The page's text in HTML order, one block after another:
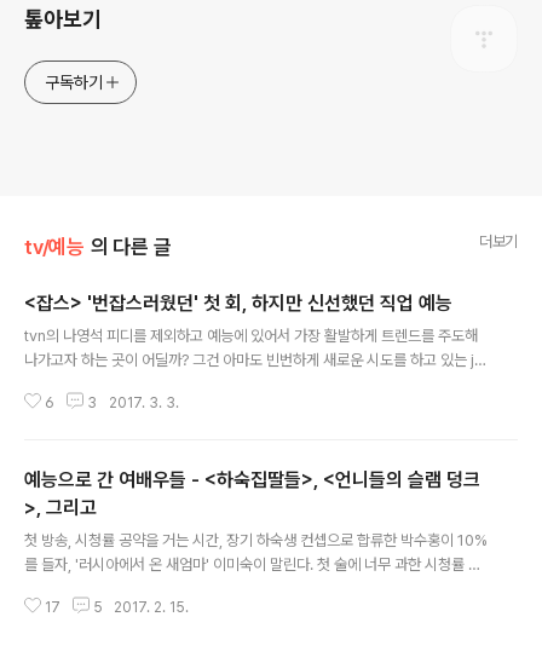
톺아보기
구독하기
tv/예능 의 다른 글 더보기
<잡스> '번잡스러웠던' 첫 회, 하지만 신선했던 직업 예능
tvn의 나영석 피디를 제외하고 예능에 있어서 가장 활발하게 트렌드를 주도해
나가고자 하는 곳이 어딜까? 그건 아마도 빈번하게 새로운 시도를 하고 있는 jtb
램들이 등장하지만 의 업그레이드 버전 같은 처럼 새롭다기보다는 기존의 것들
그런 jtbc가 목요일 밤 또 하나의 새로운 예능을 선보였다. 바로 '직업'과 '토크
쇼'를 엮은 가 그것이다. 3월 2일 첫 선을 보인 는 바로 라는 말에서 연상되는 전
문 직업 경영인이었던 '잡스'를 롤모델로, '전문 직업'에 방점을 찍..
6 3 2017. 3. 3.
예능으로 간 여배우들 - <하숙집딸들>, <언니들의 슬램 덩크
>, 그리고
첫 방송, 시청률 공약을 거는 시간, 장기 하숙생 컨셉으로 합류한 박수홍이 10%
를 들자, '러시아에서 온 새엄마' 이미숙이 말린다. 첫 술에 너무 과한 시청률 공
는 5%. 첫 회 시청률은 5.4%, 이미숙이 걱정한 의기소침의 벽을 넘어, 첫 번째
17 5 2017. 2. 15.